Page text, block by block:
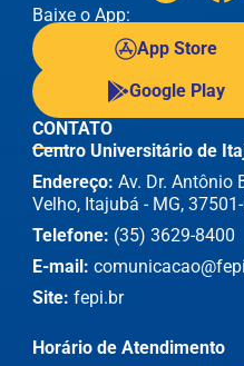
Baixe o App:
App Store
Google Play
CONTATO
Centro Universitário de
Endereço: Av. Dr. Antônio
Velho, Itajubá - MG,
Telefone: (35) 3629-8400
E-mail:
Site: fepi.br
Horário de Atendimento